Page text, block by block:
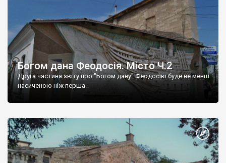
Богом дана Феодосія. Місто Ч.2
Друга частина звіту про "Богом дану" Феодосію буде не менш
насиченою ніж перша.